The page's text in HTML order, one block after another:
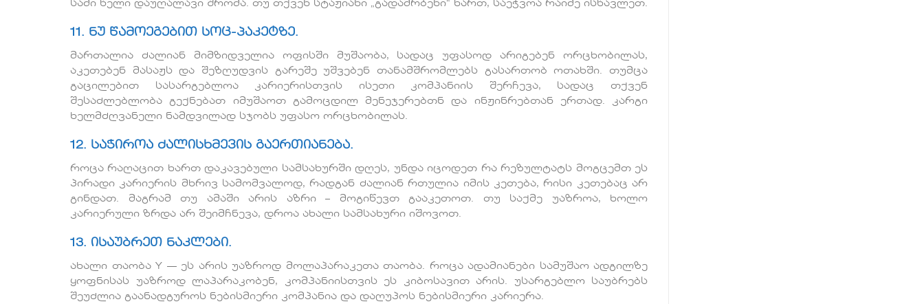
სამი წელი დაუღალავი შრომა. თუ თქვენ სტაჟიანი „გადამრბენი“ ხართ, საეჭვოა რაიმე ისწავლეთ.
11. ნუ წამოეგებით სოც-პაკეტზე.
მართალია ძალიან მიმზიდველია ოფისში მუშაობა, სადაც უფასოდ არიგებენ ორცხობილას,
აკეთებენ მასაჟს და შეზღუდვის გარეშე უშვებენ თანამშრომლებს გასართობ ოთახში. თუმცა
გაცილებით სასარგებლოა კარიერისთვის ისეთი კომპანიის შერჩევა, სადაც თქვენ
შესაძლებლობა გექნებათ იმუშაოთ გამოცდილ მენეჯერებთნ და ინჟინრებთან ერთად. კარგი
ხელმძღვანელი ნამდვილად სჯობს უფასო ორცხობილას.
12. საჭიროა ძალისხმევის გაერთიანება.
როცა რაღაცით ხართ დაკავებული სამსახურში დღეს, უნდა იცოდეთ რა რეზულტატს მოგცემთ ეს
პირადი კარიერის მხრივ სამომვალოდ, რადგან ძალიან რთულია იმის კეთება, რისი კეთებაც არ
გინდათ. მაგრამ თუ ამაში არის აზრი – მოგიწევთ გააკეთოთ. თუ საქმე უაზროა, ხოლო
კარიერული ზრდა არ შეიმჩნევა, დროა ახალი სამსახური იშოვოთ.
13. ისაუბრეთ ნაკლები.
ახალი თაობა Y — ეს არის უაზროდ მოლაპარაკეთა თაობა. როცა ადამიანები სამუშაო ადგილზე
ყოფნისას უაზროდ ლაპარაკობენ, კომპანიისთვის ეს კიბოსავით არის. უსარგებლო საუბრებს
შეუძლია გაანადგუროს ნებისმიერი კომპანია და დაღუპოს ნებისმიერი კარიერა.